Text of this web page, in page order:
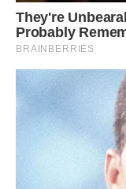
– Побудеш поки у
– Я з тобою, –
Вона обняла його: